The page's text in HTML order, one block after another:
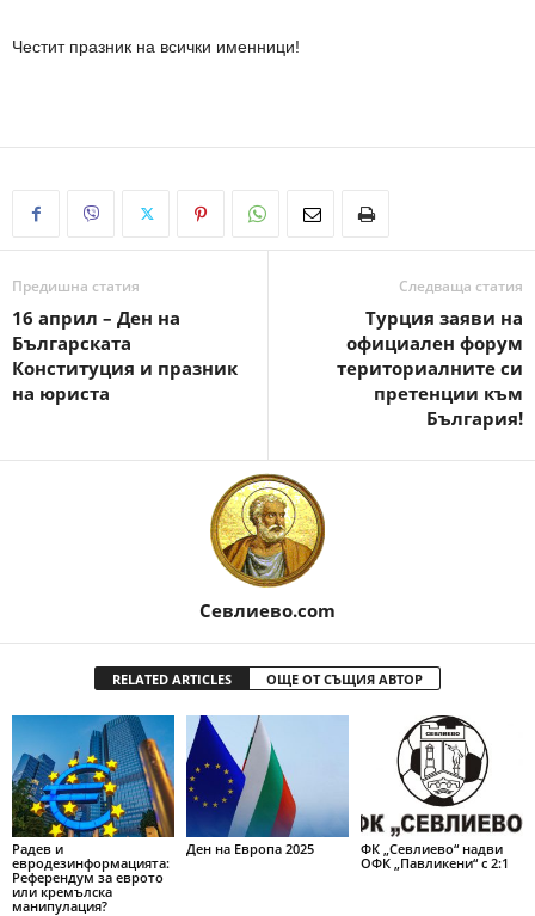
Честит празник на всички именници!
Предишна статия
16 април – Ден на
Българската
Конституция и празник
на юриста
Следваща статия
Турция заяви на
официален форум
териториалните си
претенции към
България!
Севлиево.com
RELATED ARTICLES ОЩЕ ОТ СЪЩИЯ АВТОР
Радев и
евродезинформацията:
Референдум за еврото
или кремълска
манипулация?
Ден на Европа 2025
ФК „Севлиево“ надви
ОФК „Павликени“ с 2:1